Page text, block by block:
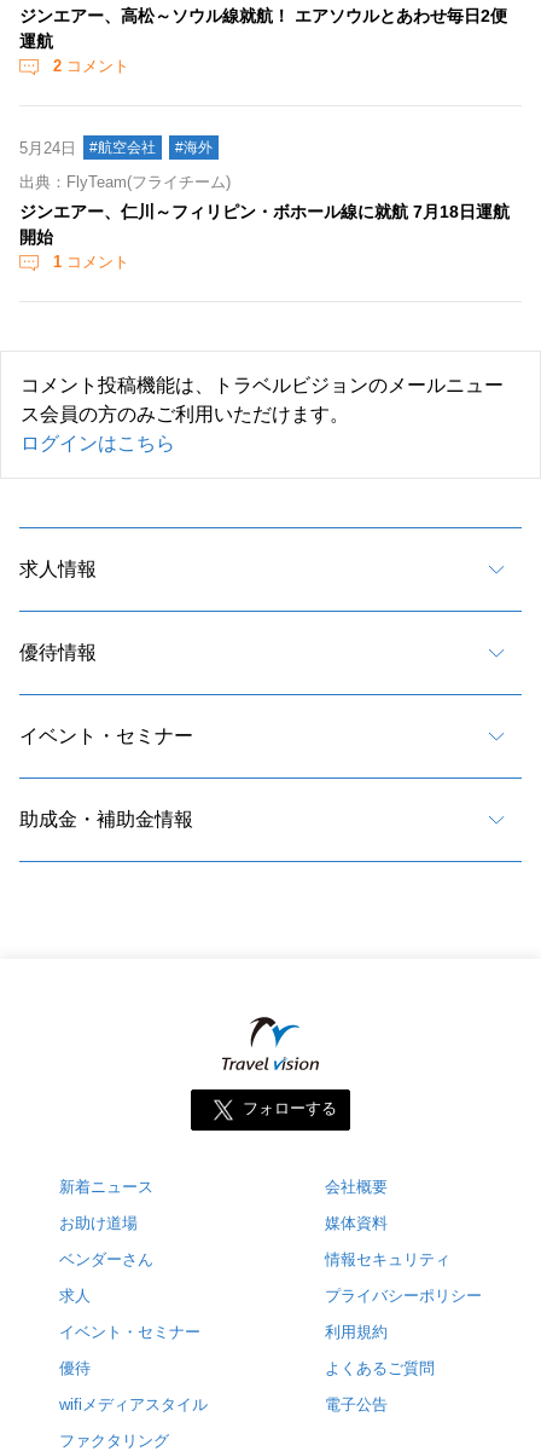
ジンエアー、高松～ソウル線就航！ エアソウルとあわせ毎日2便
運航
2 コメント
5月24日 #航空会社 #海外
出典：FlyTeam(フライチーム)
ジンエアー、仁川～フィリピン・ボホール線に就航 7月18日運航
開始
1 コメント
コメント投稿機能は、トラベルビジョンのメールニュー
ス会員の方のみご利用いただけます。
ログインはこちら
求人情報
優待情報
イベント・セミナー
助成金・補助金情報
フォローする
新着ニュース
お助け道場
ベンダーさん
求人
イベント・セミナー
優待
wifiメディアスタイル
ファクタリング
会社概要
媒体資料
情報セキュリティ
プライバシーポリシー
利用規約
よくあるご質問
電子公告